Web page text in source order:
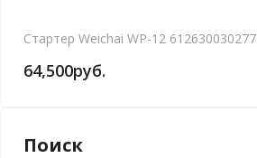
Стартер Weichai WP-12 612630030277
64,500руб.
Поиск